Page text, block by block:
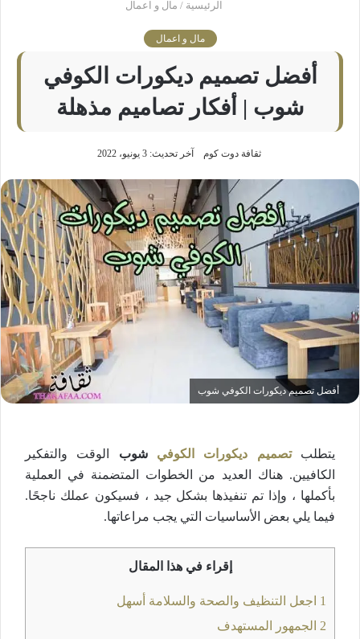
الرئيسية / مال و اعمال
مال و اعمال
أفضل تصميم ديكورات الكوفي
شوب | أفكار تصاميم مذهلة
ثقافة دوت كوم آخر تحديث: 3 يونيو، 2022
أفضل تصميم ديكورات الكوفي شوب
يتطلبتصميم ديكورات الكوفي شوب الوقت والتفكير
الكافيين. هناك العديد من الخطوات المتضمنة في العملية
بأكملها ، وإذا تم تنفيذها بشكل جيد ، فسيكون عملك ناجحًا.
فيما يلي بعض الأساسيات التي يجب مراعاتها.
إقراء في هذا المقال
1 اجعل التنظيف والصحة والسلامة أسهل
2 الجمهور المستهدف